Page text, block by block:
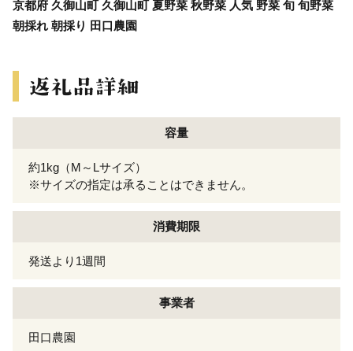
京都府 久御山町 久御山町 夏野菜 秋野菜 人気 野菜 旬 旬野菜
朝採れ 朝採り 田口農園
容量
約1kg（M～Lサイズ）
※サイズの指定は承ることはできません。
消費期限
発送より1週間
事業者
田口農園